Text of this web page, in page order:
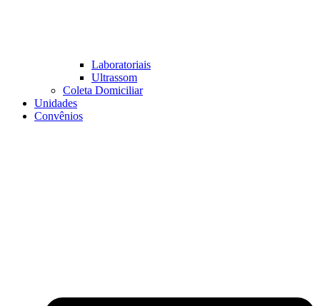
Laboratoriais
Ultrassom
Coleta Domiciliar
Unidades
Convênios